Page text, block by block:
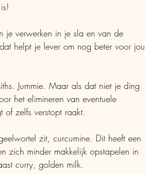
je verwerken in je sla en van de
helpt je lever om nog beter voor jou
Jummie. Maar als dat niet je ding
het elimineren van eventuele
zelfs verstopt raakt.
zit, curcumine. Dit heeft een
zich minder makkelijk opstapelen in
curry, golden milk.